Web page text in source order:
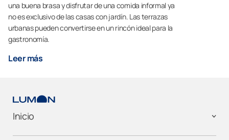
una buena brasa y disfrutar de una comida informal ya
no es exclusivo de las casas con jardín. Las terrazas
urbanas pueden convertirse en un rincón ideal para la
gastronomía.
Leer más
Inicio